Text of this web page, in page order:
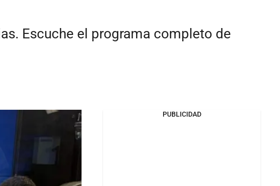
Escuche el programa completo de
PUBLICIDAD